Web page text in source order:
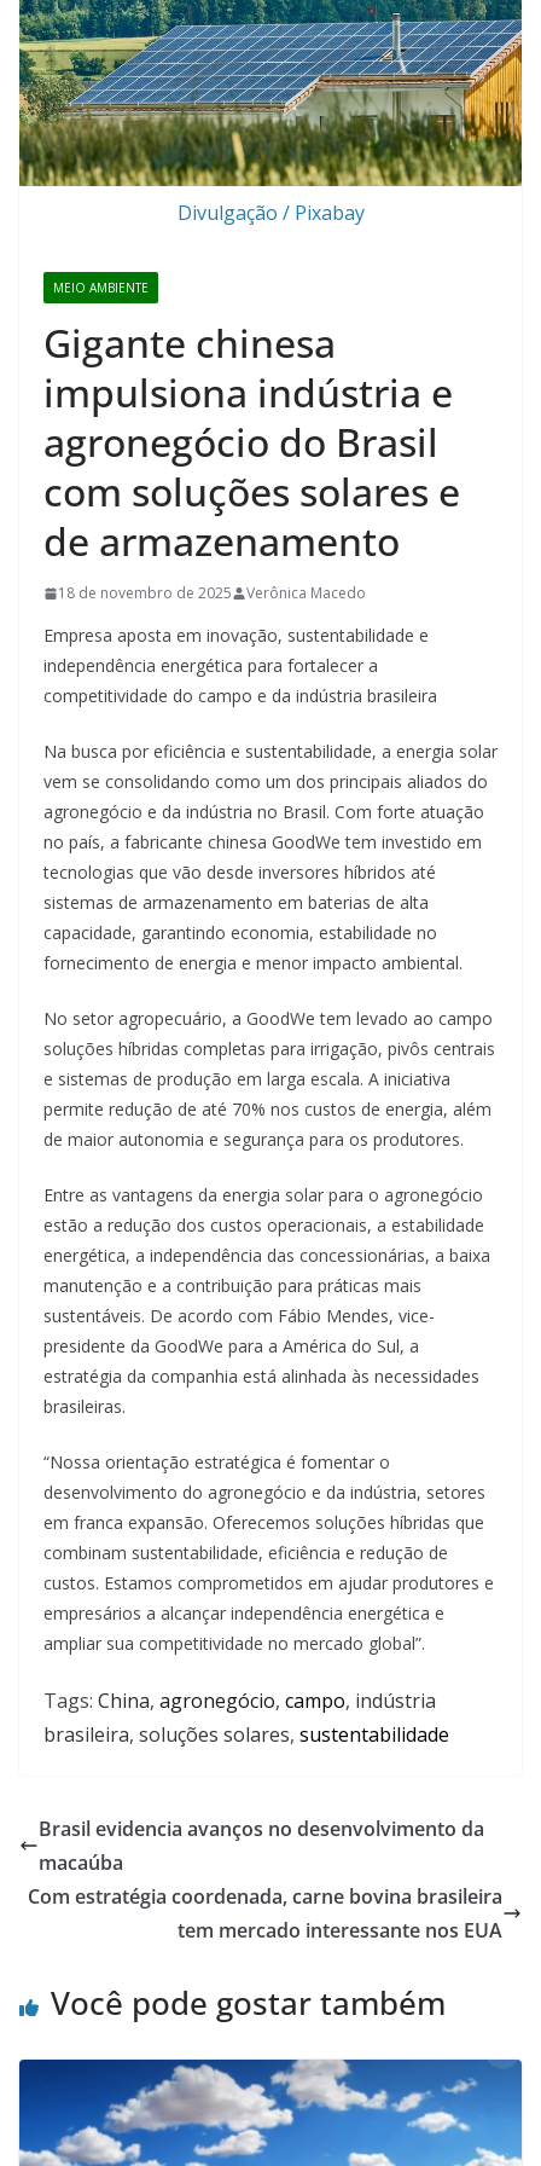
Divulgação / Pixabay
MEIO AMBIENTE
Gigante chinesa
impulsiona indústria e
agronegócio do Brasil
com soluções solares e
de armazenamento
18 de novembro de 2025 Verônica Macedo
Empresa aposta em inovação, sustentabilidade e
independência energética para fortalecer a
competitividade do campo e da indústria brasileira
Na busca por eficiência e sustentabilidade, a energia solar
vem se consolidando como um dos principais aliados do
agronegócio e da indústria no Brasil. Com forte atuação
no país, a fabricante chinesa GoodWe tem investido em
tecnologias que vão desde inversores híbridos até
sistemas de armazenamento em baterias de alta
capacidade, garantindo economia, estabilidade no
fornecimento de energia e menor impacto ambiental.
No setor agropecuário, a GoodWe tem levado ao campo
soluções híbridas completas para irrigação, pivôs centrais
e sistemas de produção em larga escala. A iniciativa
permite redução de até 70% nos custos de energia, além
de maior autonomia e segurança para os produtores.
Entre as vantagens da energia solar para o agronegócio
estão a redução dos custos operacionais, a estabilidade
energética, a independência das concessionárias, a baixa
manutenção e a contribuição para práticas mais
sustentáveis. De acordo com Fábio Mendes, vice-
presidente da GoodWe para a América do Sul, a
estratégia da companhia está alinhada às necessidades
brasileiras.
“Nossa orientação estratégica é fomentar o
desenvolvimento do agronegócio e da indústria, setores
em franca expansão. Oferecemos soluções híbridas que
combinam sustentabilidade, eficiência e redução de
custos. Estamos comprometidos em ajudar produtores e
empresários a alcançar independência energética e
ampliar sua competitividade no mercado global”.
Tags: China, agronegócio, campo, indústria
brasileira, soluções solares, sustentabilidade
Brasil evidencia avanços no desenvolvimento da
macaúba
Com estratégia coordenada, carne bovina brasileira
tem mercado interessante nos EUA
Você pode gostar também